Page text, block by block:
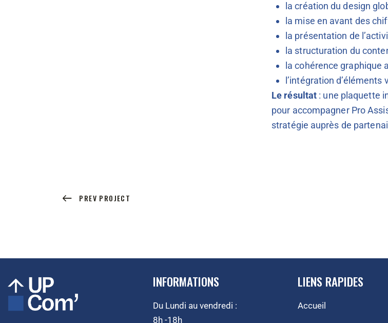
la création du design
la mise en avant des
la présentation de
la structuration du
la cohérence graphique
l’intégration
Le résultat : une plaquette
pour accompagner Pro
stratégie auprès de
PREV PROJECT
INFORMATIONS
Du Lundi au vendredi :
8h -18h
LIENS RAPIDES
Accueil